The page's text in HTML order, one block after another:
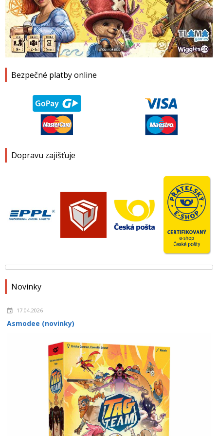
Bezpečné platby online
Dopravu zajišťuje
Novinky
17.04.2026
Asmodee (novinky)